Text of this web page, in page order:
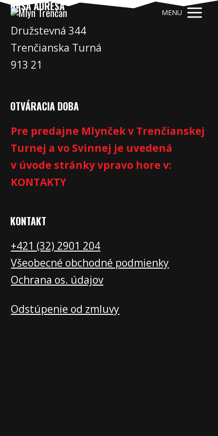
MENU
NAŠA ADRESA
Družstevná 344
Trenčianska Turná
913 21
OTVÁRACIA DOBA
Pre predajne Mlynček v Trenčianskej
Turnej a vo Svinnej je uvedená
v úvode stránky vpravo hore v:
KONTAKTY
KONTAKT
+421 (32) 2901 204
Všeobecné obchodné podmienky
Ochrana os. údajov
Odstúpenie od zmluvy